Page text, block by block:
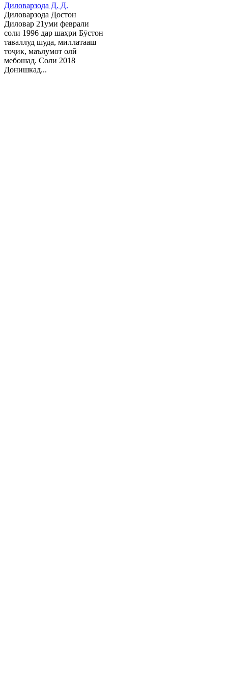
Диловарзода Д. Д.
Диловарзода Достон
Диловар 21уми феврали
соли 1996 дар шаҳри Бӯстон
таваллуд шуда, миллатааш
тоҷик, маълумот олӣ
мебошад. Соли 2018
Донишкад...